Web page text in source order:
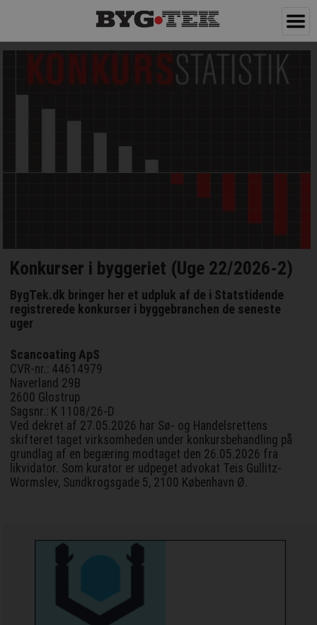
Konkurser i byggeriet (Uge 22/2026-2)
BygTek.dk bringer her et udpluk af de i Statstidende
registrerede konkurser i byggebranchen de seneste
uger
Scancoating ApS
CVR-nr.: 44614979
Naverland 29B
2600 Glostrup
Sagsnr.: K 1108/26-D
Ved dekret af 27.05.2026 har Sø- og Handelsrettens
skifteret taget virksomheden under konkursbehandling på
grundlag af en begæring modtaget den 26.05.2026 fra
likvidator. Som kurator er udpeget advokat Teis Gullitz-
Wormslev, Sundkrogsgade 5, 2100 København Ø.